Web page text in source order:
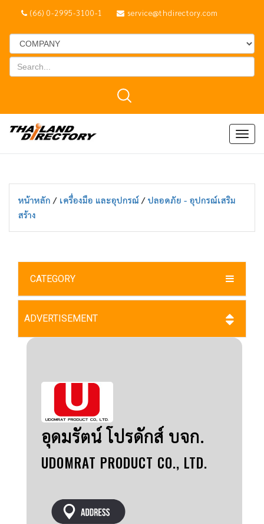
(66) 0-2995-3100-1 service@thdirectory.com
หน้าหลัก / เครื่องมือ และอุปกรณ์ / ปลอดภัย - อุปกรณ์เสริม
สร้าง
CATEGORY
ADVERTISEMENT
อุดมรัตน์ โปรดักส์ บจก.
UDOMRAT PRODUCT CO., LTD.